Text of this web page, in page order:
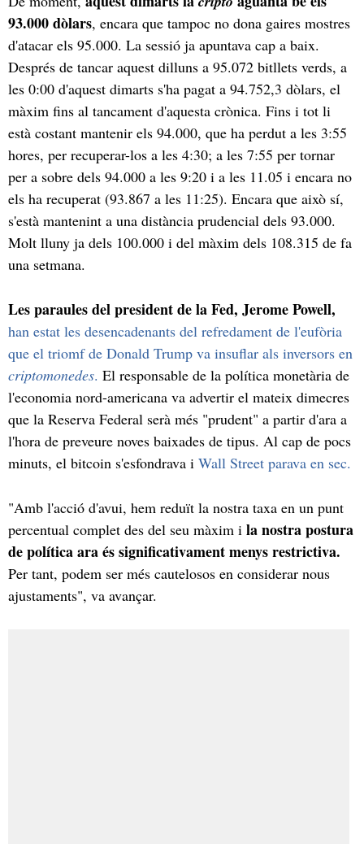
93.000 dòlars, encara que tampoc no dona gaires mostres
d'atacar els 95.000. La sessió ja apuntava cap a baix.
Després de tancar aquest dilluns a 95.072 bitllets verds, a
les 0:00 d'aquest dimarts s'ha pagat a 94.752,3 dòlars, el
màxim fins al tancament d'aquesta crònica. Fins i tot li
està costant mantenir els 94.000, que ha perdut a les 3:55
hores, per recuperar-los a les 4:30; a les 7:55 per tornar
per a sobre dels 94.000 a les 9:20 i a les 11.05 i encara no
els ha recuperat (93.867 a les 11:25). Encara que això sí,
s'està mantenint a una distància prudencial dels 93.000.
Molt lluny ja dels 100.000 i del màxim dels 108.315 de fa
una setmana.
Les paraules del president de la Fed, Jerome Powell,
han estat les desencadenants del refredament de l'eufòria
que el triomf de Donald Trump va insuflar als inversors en
criptomonedes. El responsable de la política monetària de
l'economia nord-americana va advertir el mateix dimecres
que la Reserva Federal serà més "prudent" a partir d'ara a
l'hora de preveure noves baixades de tipus. Al cap de pocs
minuts, el bitcoin s'esfondrava i Wall Street parava en sec.
"Amb l'acció d'avui, hem reduït la nostra taxa en un punt
percentual complet des del seu màxim i la nostra postura
de política ara és significativament menys restrictiva.
Per tant, podem ser més cautelosos en considerar nous
ajustaments", va avançar.